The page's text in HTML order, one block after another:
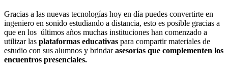
Gracias a las nuevas tecnologías hoy en día puedes convertirte en
ingeniero en sonido estudiando a distancia, esto es posible gracias a
que en los últimos años muchas instituciones han comenzado a
utilizar las plataformas educativas para compartir materiales de
estudio con sus alumnos y brindarasesorías que complementen los
encuentros presenciales.